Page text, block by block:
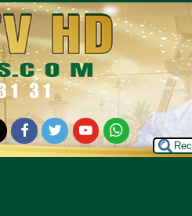
FacebookTwitter YoutubeWhatsapp